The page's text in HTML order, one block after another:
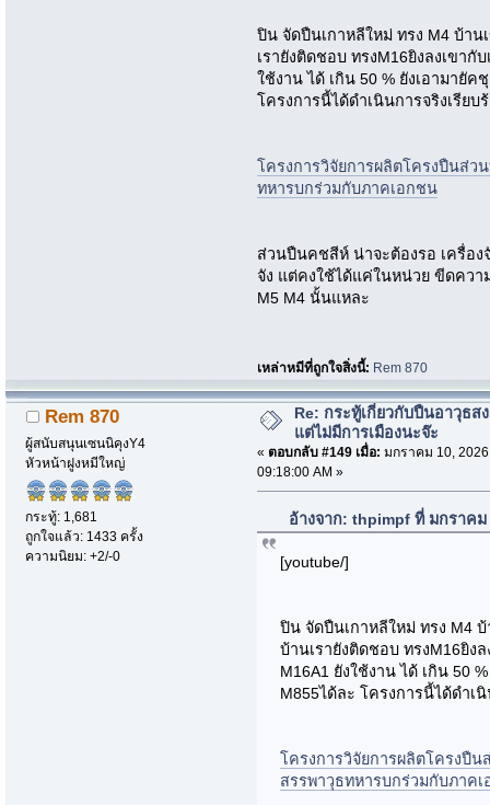
ปิน จัดปืนเกาหลีใหม่ ทรง M4 บ้าน
เรายังติดชอบ ทรงM16ยิงลงเขา
ใช้งาน ได้ เกิน 50 % ยังเอามายัค
โครงการนี้ได้ดำเนินการจริงเรียบ
โครงการวิจัยการผลิตโครงปืนส่ว
ทหารบกร่วมกับภาคเอกชน
ส่วนปืนคชสีห์ น่าจะต้องรอ เครื่อง
จัง แต่คงใช้ได้แค่ในหน่วย ขีดควา
M5 M4 นั้นแหละ
เหล่าหมีที่ถูกใจสิ่งนี้: Rem 870
Rem 870
ผู้สนับสนุนเซนนิคุงY4
หัวหน้าฝูงหมีใหญ่
กระทู้: 1,681
ถูกใจแล้ว: 1433 ครั้ง
ความนิยม: +2/-0
Re: กระทู้เกี่ยวกับปืนอาวุธส
แต่ไม่มีการเมืองนะจ๊ะ
« ตอบกลับ #149 เมื่อ: มกราคม 10,
09:18:00 AM »
อ้างจาก: thpimpf ที่ มกราคม
[youtube/]
ปิน จัดปืนเกาหลีใหม่ ทรง M4
บ้านเรายังติดชอบ ทรงM16ยิง
M16A1 ยังใช้งาน ได้ เกิน 50
M855ได้ละ โครงการนี้ได้ดำเ
โครงการวิจัยการผลิตโครงปื
สรรพาวุธทหารบกร่วมกับภาค